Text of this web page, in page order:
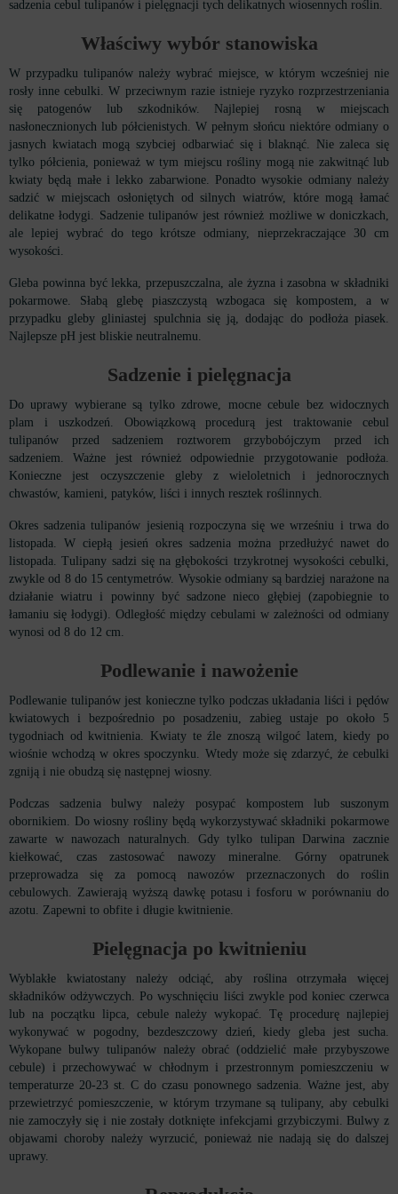
sadzenia cebul tulipanów i pielęgnacji tych delikatnych wiosennych roślin.
Właściwy wybór stanowiska
W przypadku tulipanów należy wybrać miejsce, w którym wcześniej nie
rosły inne cebulki. W przeciwnym razie istnieje ryzyko rozprzestrzeniania
się patogenów lub szkodników. Najlepiej rosną w miejscach
nasłonecznionych lub półcienistych. W pełnym słońcu niektóre odmiany o
jasnych kwiatach mogą szybciej odbarwiać się i blaknąć. Nie zaleca się
tylko półcienia, ponieważ w tym miejscu rośliny mogą nie zakwitnąć lub
kwiaty będą małe i lekko zabarwione. Ponadto wysokie odmiany należy
sadzić w miejscach osłoniętych od silnych wiatrów, które mogą łamać
delikatne łodygi. Sadzenie tulipanów jest również możliwe w doniczkach,
ale lepiej wybrać do tego krótsze odmiany, nieprzekraczające 30 cm
wysokości.
Gleba powinna być lekka, przepuszczalna, ale żyzna i zasobna w składniki
pokarmowe. Słabą glebę piaszczystą wzbogaca się kompostem, a w
przypadku gleby gliniastej spulchnia się ją, dodając do podłoża piasek.
Najlepsze pH jest bliskie neutralnemu.
Sadzenie i pielęgnacja
Do uprawy wybierane są tylko zdrowe, mocne cebule bez widocznych
plam i uszkodzeń. Obowiązkową procedurą jest traktowanie cebul
tulipanów przed sadzeniem roztworem grzybobójczym przed ich
sadzeniem. Ważne jest również odpowiednie przygotowanie podłoża.
Konieczne jest oczyszczenie gleby z wieloletnich i jednorocznych
chwastów, kamieni, patyków, liści i innych resztek roślinnych.
Okres sadzenia tulipanów jesienią rozpoczyna się we wrześniu i trwa do
listopada. W ciepłą jesień okres sadzenia można przedłużyć nawet do
listopada. Tulipany sadzi się na głębokości trzykrotnej wysokości cebulki,
zwykle od 8 do 15 centymetrów. Wysokie odmiany są bardziej narażone na
działanie wiatru i powinny być sadzone nieco głębiej (zapobiegnie to
łamaniu się łodygi). Odległość między cebulami w zależności od odmiany
wynosi od 8 do 12 cm.
Podlewanie i nawożenie
Podlewanie tulipanów jest konieczne tylko podczas układania liści i pędów
kwiatowych i bezpośrednio po posadzeniu, zabieg ustaje po około 5
tygodniach od kwitnienia. Kwiaty te źle znoszą wilgoć latem, kiedy po
wiośnie wchodzą w okres spoczynku. Wtedy może się zdarzyć, że cebulki
zgniją i nie obudzą się następnej wiosny.
Podczas sadzenia bulwy należy posypać kompostem lub suszonym
obornikiem. Do wiosny rośliny będą wykorzystywać składniki pokarmowe
zawarte w nawozach naturalnych. Gdy tylko tulipan Darwina zacznie
kiełkować, czas zastosować nawozy mineralne. Górny opatrunek
przeprowadza się za pomocą nawozów przeznaczonych do roślin
cebulowych. Zawierają wyższą dawkę potasu i fosforu w porównaniu do
azotu. Zapewni to obfite i długie kwitnienie.
Pielęgnacja po kwitnieniu
Wyblakłe kwiatostany należy odciąć, aby roślina otrzymała więcej
składników odżywczych. Po wyschnięciu liści zwykle pod koniec czerwca
lub na początku lipca, cebule należy wykopać. Tę procedurę najlepiej
wykonywać w pogodny, bezdeszczowy dzień, kiedy gleba jest sucha.
Wykopane bulwy tulipanów należy obrać (oddzielić małe przybyszowe
cebule) i przechowywać w chłodnym i przestronnym pomieszczeniu w
temperaturze 20-23 st. C do czasu ponownego sadzenia. Ważne jest, aby
przewietrzyć pomieszczenie, w którym trzymane są tulipany, aby cebulki
nie zamoczyły się i nie zostały dotknięte infekcjami grzybiczymi. Bulwy z
objawami choroby należy wyrzucić, ponieważ nie nadają się do dalszej
uprawy.